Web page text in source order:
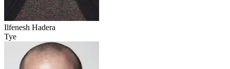
Ilfenesh Hadera
Tye